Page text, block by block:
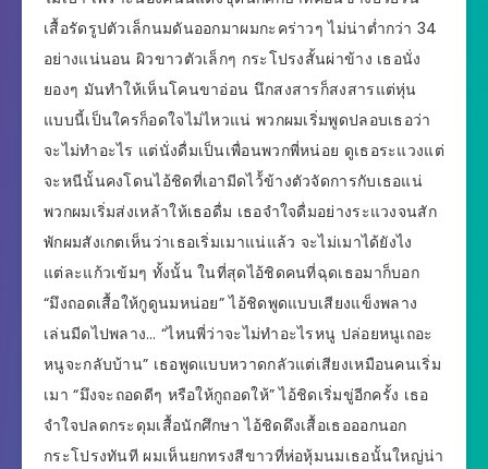
เสื้อรัดรูปตัวเล็กนมดันออกมาผมกะคร่าวๆ ไม่น่าต่ำกว่า 34
อย่างแน่นอน ผิวขาวตัวเล็กๆ กระโปรงสั้นผ่าข้าง เธอนั่ง
ยองๆ มันทำให้เห็นโคนขาอ่อน นึกสงสารก็สงสารแต่หุ่น
แบบนี้เป็นใครก็อดใจไม่ไหวแน่ พวกผมเริ่มพูดปลอบเธอว่า
จะไม่ทำอะไร แต่นั่งดื่มเป็นเพื่อนพวกพี่หน่อย ดูเธอระแวงแต่
จะหนีนั้นคงโดนไอ้ชิดที่เอามีดไว้้ข้างตัวจัดการกับเธอแน่
พวกผมเริ่มส่งเหล้าให้เธอดื่ม เธอจำใจดื่มอย่างระแวงจนสัก
พักผมสังเกตเห็นว่าเธอเริ่มเมาแน่แล้ว จะไม่เมาได้ยังไง
แต่ละแก้วเข้มๆ ทั้งนั้น ในที่สุดไอ้ชิดคนที่ฉุดเธอมาก็บอก
“มึงถอดเสื้อให้กูดูนมหน่อย” ไอ้ชิดพูดแบบเสียงแข็งพลาง
เล่นมีดไปพลาง… “ไหนพี่ว่าจะไม่ทำอะไรหนู ปล่อยหนูเถอะ
หนูจะกลับบ้าน” เธอพูดแบบหวาดกลัวแต่เสียงเหมือนคนเริ่ม
เมา “มึงจะถอดดีๆ หรือให้กูถอดให้” ไอ้ชิดเริ่มขู่อีกครั้ง เธอ
จำใจปลดกระดุมเสื้อนักศึกษา ไอ้ชิดดึงเสื้อเธอออกนอก
กระโปรงทันที ผมเห็นยกทรงสีขาวที่ห่อหุ้มนมเธอนั้นใหญ่น่า